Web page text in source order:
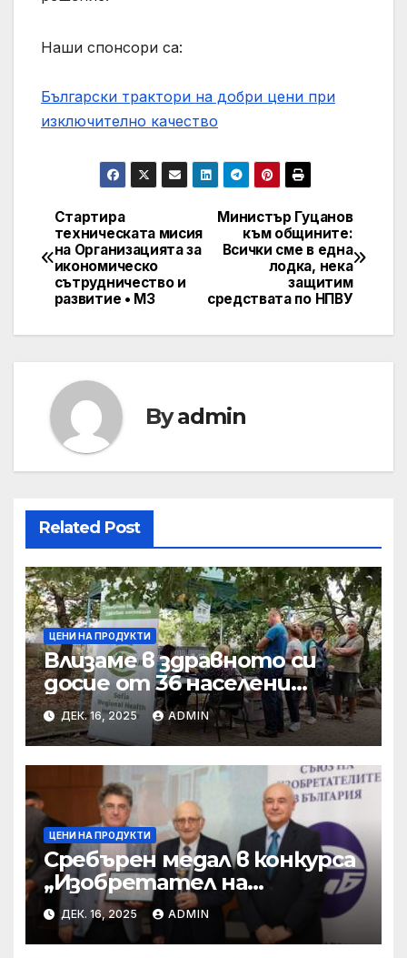
Наши спонсори са:
Български трактори на добри цени при
изключително качество
Навигация
Министър Гуцанов
към общините:
Всички сме в една
лодка, нека
защитим
средствата по НПВУ
Стартира
техническата мисия
на Организацията за
икономическо
сътрудничество и
развитие • МЗ
Byadmin
Related Post
ЦЕНИ НА ПРОДУКТИ
Влизаме в здравното си
досие от 36 населени
места • МЗ
ДЕК. 16, 2025 ADMIN
ЦЕНИ НА ПРОДУКТИ
Сребърен медал в конкурса
„Изобретател на
годината“ за учени от БАН
ДЕК. 16, 2025 ADMIN